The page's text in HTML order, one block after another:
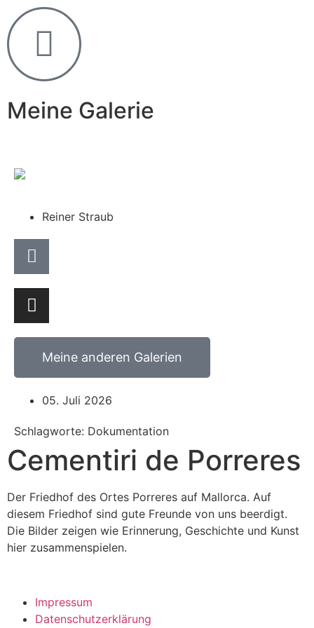
Meine Galerie
Reiner Straub
Meine anderen Galerien
05. Juli 2026
Schlagworte: Dokumentation
Cementiri de Porreres
Der Friedhof des Ortes Porreres auf Mallorca. Auf
diesem Friedhof sind gute Freunde von uns beerdigt.
Die Bilder zeigen wie Erinnerung, Geschichte und Kunst
hier zusammenspielen.
Impressum
Datenschutzerklärung